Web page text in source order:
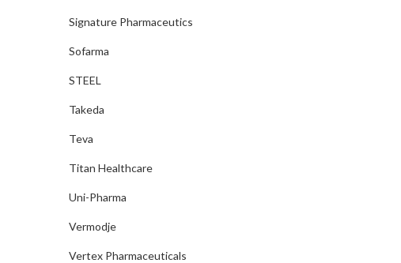
Signature Pharmaceutics
Sofarma
STEEL
Takeda
Teva
Titan Healthcare
Uni-Pharma
Vermodje
Vertex Pharmaceuticals